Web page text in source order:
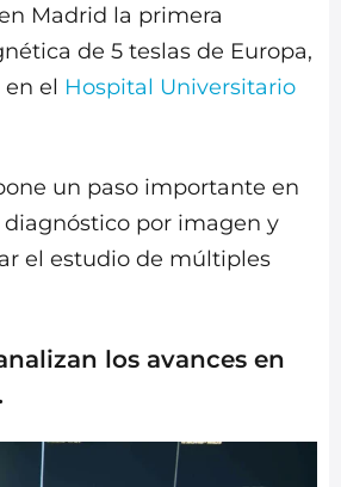
Madrid la primera
de 5 teslas de Europa,
el Hospital Universitario
un paso importante en
por imagen y
el estudio de múltiples
los avances en